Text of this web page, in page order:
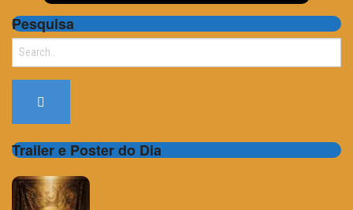
Pesquisa
Search
Trailer e Poster do Dia